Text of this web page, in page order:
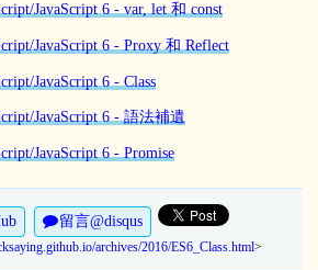
JavaScript 6 - var, let 和 const
JavaScript 6 - Proxy 和 Reflect
JavaScript 6 - Class
JavaScript 6 - 語法補遺
JavaScript 6 - Promise
留言@disqus
archives/2016/ES6_Class.html>